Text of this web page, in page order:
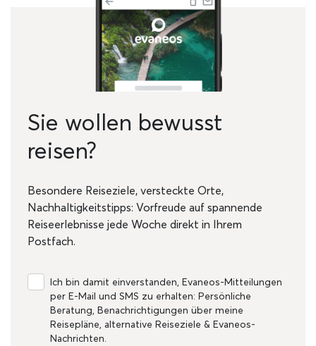
Sie wollen bewusst
reisen?
Besondere Reiseziele, versteckte Orte,
Nachhaltigkeitstipps: Vorfreude auf spannende
Reiseerlebnisse jede Woche direkt in Ihrem
Postfach.
Ich bin damit einverstanden, Evaneos-Mitteilungen
per E-Mail und SMS zu erhalten: Persönliche
Beratung, Benachrichtigungen über meine
Reisepläne, alternative Reiseziele & Evaneos-
Nachrichten.